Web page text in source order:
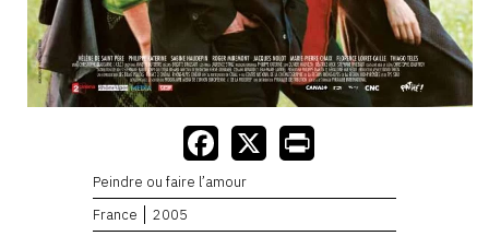
Peindre ou faire l’amour
France
2005